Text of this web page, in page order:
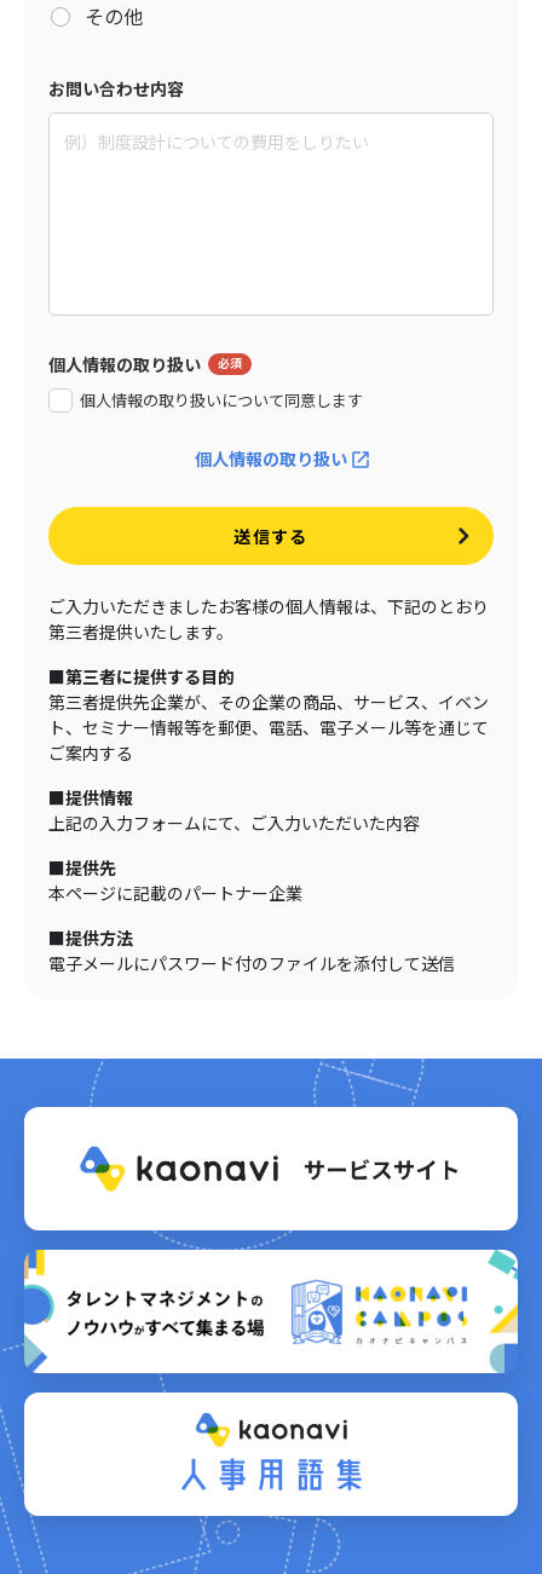
その他
お問い合わせ内容
個人情報の取り扱い
個人情報の取り扱いについて同意します
個人情報の取り扱い
送信する
ご入力いただきましたお客様の個人情報は、下記のとおり
第三者提供いたします。
■第三者に提供する目的
第三者提供先企業が、その企業の商品、サービス、イベン
ト、セミナー情報等を郵便、電話、電子メール等を通じて
ご案内する
■提供情報
上記の入力フォームにて、ご入力いただいた内容
■提供先
本ページに記載のパートナー企業
■提供方法
電子メールにパスワード付のファイルを添付して送信